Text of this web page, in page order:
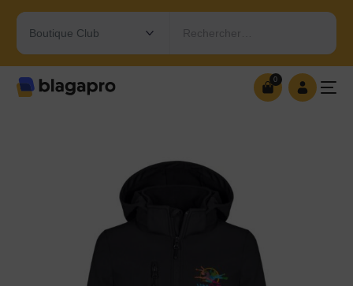
Rechercher…
0